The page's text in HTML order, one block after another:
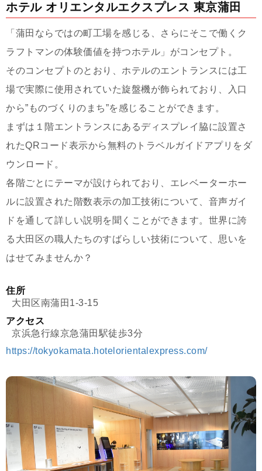
ホテル オリエンタルエクスプレス 東京蒲田
「蒲田ならではの町工場を感じる、さらにそこで働くク
ラフトマンの体験価値を持つホテル」がコンセプト。
そのコンセプトのとおり、ホテルのエントランスには工
場で実際に使用されていた旋盤機が飾られており、入口
から”ものづくりのまち”を感じることができます。
まずは１階エントランスにあるディスプレイ脇に設置さ
れたQRコード表示から無料のトラベルガイドアプリをダ
ウンロード。
各階ごとにテーマが設けられており、エレベーターホー
ルに設置された階数表示の加工技術について、音声ガイ
ドを通して詳しい説明を聞くことができます。世界に誇
る大田区の職人たちのすばらしい技術について、思いを
はせてみませんか？
住所
大田区南蒲田1-3-15
アクセス
京浜急行線京急蒲田駅徒歩3分
https://tokyokamata.hotelorientalexpress.com/